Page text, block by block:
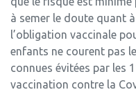
à semer le doute quant
l’obligation vaccinale
enfants ne courent pas
connues évitées par les
vaccination contre la